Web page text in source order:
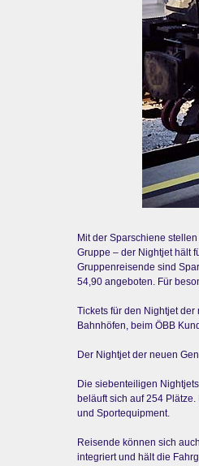
Mit der Sparschiene
Gruppe – der Nightjet hält
Gruppenreisende sind
54,90 angeboten. Für
Tickets für den Nightjet
Bahnhöfen, beim ÖBB
Der Nightjet der neuen
Die siebenteiligen
beläuft sich auf 254
und Sportequipment.
Reisende können sich
integriert und hält die